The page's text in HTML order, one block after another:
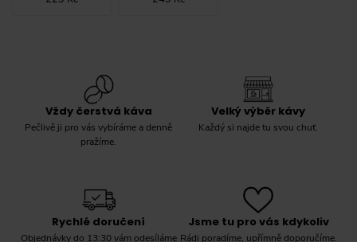
Vždy čerstvá káva
Pečlivě ji pro vás vybíráme a denně
pražíme.
Velký výběr kávy
Každý si najde tu svou chuť.
Rychlé doručení
Objednávky do 13:30 vám odesíláme
Jsme tu pro vás kdykoliv
Rádi poradíme, upřímně doporučíme.